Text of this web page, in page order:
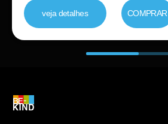
veja detalhes COMPRAR